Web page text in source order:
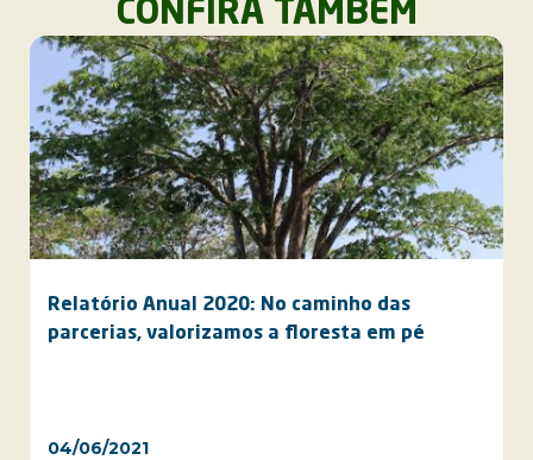
CONFIRA TAMBÉM
Relatório Anual 2020: No caminho das
parcerias, valorizamos a floresta em pé
04/06/2021